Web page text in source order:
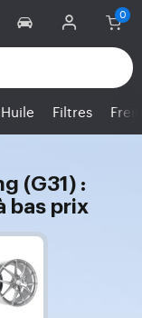
Huile Filtres
(G31) :
bas prix